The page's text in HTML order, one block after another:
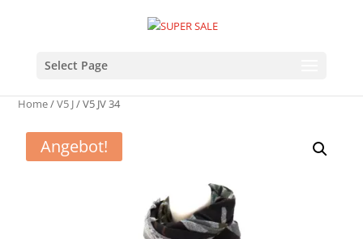
Select Page
Home/V5 J/ V5 JV 34
Angebot!